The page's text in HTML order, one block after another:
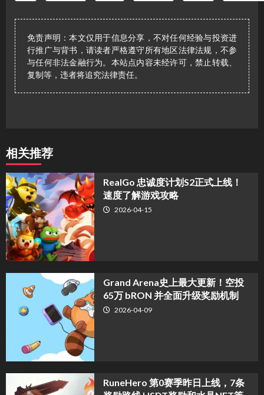
免责声明：本文仅用于信息分享，不对任何经验与投资进
行推广与背书，请读者严格遵守所有地区法律法规，不参
与任何非法金融行为。本站点内容未经许可，禁止转载、
复制等，违者将追究法律责任。
相关推荐
​RealGo 忠诚度计划S2正式上线！
速度了解游戏攻略
2026-04-15
Grand Arena史上最大更新！空投
65万 bRON 并全面升级奖励机制
2026-04-09
RuneHero 第0赛季昨日上线，7条